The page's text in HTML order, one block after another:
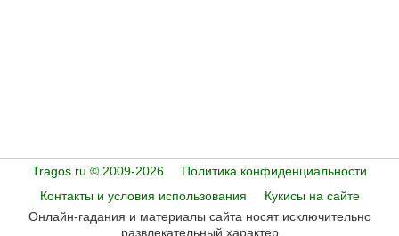
Tragos.ru © 2009-2026
Политика конфиденциальности
Контакты и условия использования
Кукисы на сайте
Онлайн-гадания и материалы сайта носят исключительно
развлекательный характер